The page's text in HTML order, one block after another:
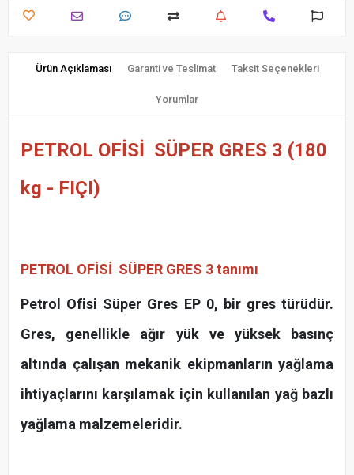
Ürün Açıklaması Garanti ve Teslimat Taksit Seçenekleri
Yorumlar
PETROL OFİSİ SÜPER GRES 3 (180
kg - FIÇI)
PETROL OFİSİ SÜPER GRES 3tanımı
Petrol Ofisi Süper Gres EP 0, bir gres türüdür.
Gres, genellikle ağır yük ve yüksek basınç
altında çalışan mekanik ekipmanların yağlama
ihtiyaçlarını karşılamak için kullanılan yağ bazlı
yağlama malzemeleridir.